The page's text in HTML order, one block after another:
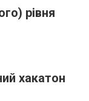
рівня
хакатон